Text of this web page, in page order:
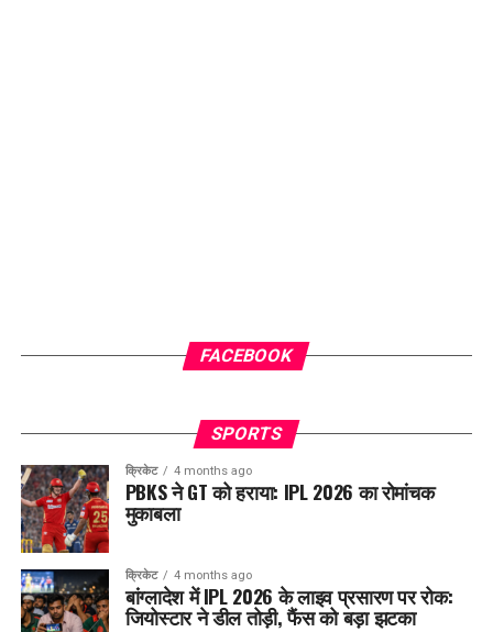
FACEBOOK
SPORTS
क्रिकेट 4 months ago
PBKS ने GT को हराया: IPL 2026 का रोमांचक
मुकाबला
क्रिकेट 4 months ago
बांग्लादेश में IPL 2026 के लाइव प्रसारण पर रोक:
जियोस्टार ने डील तोड़ी, फैंस को बड़ा झटका